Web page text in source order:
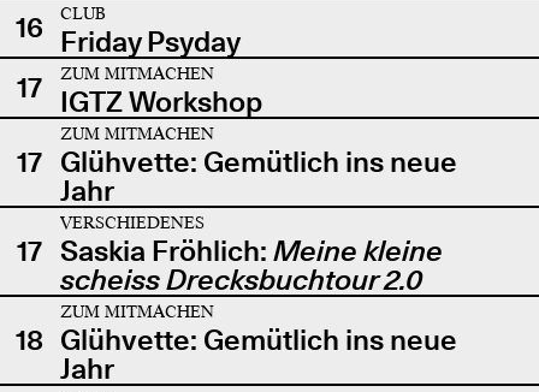
16
CLUB
Friday Psyday
17
ZUM MITMACHEN
IGTZ Workshop
17
ZUM MITMACHEN
Glühvette: Gemütlich ins neue
Jahr
17
VERSCHIEDENES
Saskia Fröhlich: Meine kleine
scheiss Drecksbuchtour 2.0
18
ZUM MITMACHEN
Glühvette: Gemütlich ins neue
Jahr